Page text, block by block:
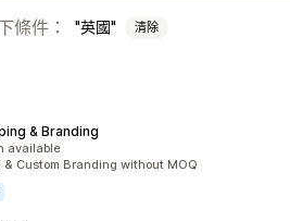
條件： 英國 清除
& Branding
available
& Custom Branding without MOQ